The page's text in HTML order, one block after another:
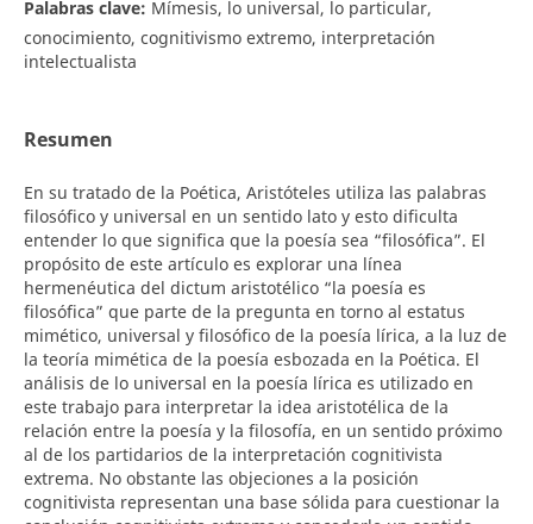
Palabras clave: Mímesis, lo universal, lo particular,
conocimiento, cognitivismo extremo, interpretación
intelectualista
Resumen
En su tratado de la Poética, Aristóteles utiliza las palabras
filosófico y universal en un sentido lato y esto dificulta
entender lo que significa que la poesía sea “filosófica”. El
propósito de este artículo es explorar una línea
hermenéutica del dictum aristotélico “la poesía es
filosófica” que parte de la pregunta en torno al estatus
mimético, universal y filosófico de la poesía lírica, a la luz de
la teoría mimética de la poesía esbozada en la Poética. El
análisis de lo universal en la poesía lírica es utilizado en
este trabajo para interpretar la idea aristotélica de la
relación entre la poesía y la filosofía, en un sentido próximo
al de los partidarios de la interpretación cognitivista
extrema. No obstante las objeciones a la posición
cognitivista representan una base sólida para cuestionar la